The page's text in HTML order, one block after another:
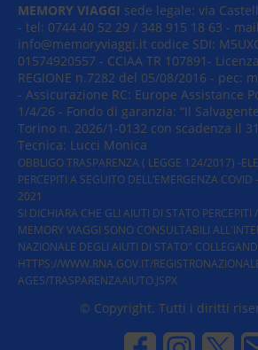
MEMORY VIAGGI sede legale: via
- tel: 0744 40 52 29 / 348 915 18 63 -
info@memoryviaggi.it codice SDI:
01574920557 - CCIAA TR 107891-
REGIONE n.7282 del 05/08/2016 - pec:
- Assicurazione RC: Europe Assistance
1/4/26 - Fondo di garanzia: “Il
Torino n. 2026/1-0132 con scadenza il
Tecnica: Lucci Monica
OBBLIGO TRASPARENZA ( LEGGE 124/2017) -
PERCEPITI A SEGUITO DELL’EMERGENZA
2021
SI DICHIARA CHE GLI AIUTI DI STATO PERCEPITI
MEMORY VIAGGI SONO CONSULTABILI
NAZIONALE DEGLI AIUTI DI STATO"
HTTPS://WWW.RNA.GOV.IT/
AGES/TRASPARENZAAIUTO.JSPX
© Copyright. Tutti i diritti